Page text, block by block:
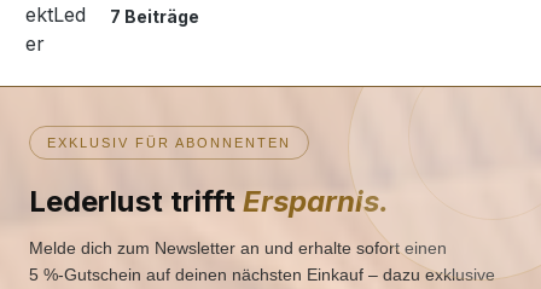
7 Beiträge
EXKLUSIV FÜR ABONNENTEN
Lederlust trifft Ersparnis.
Melde dich zum Newsletter an und erhalte sofort einen
5 %‑Gutschein auf deinen nächsten Einkauf – dazu exklusive